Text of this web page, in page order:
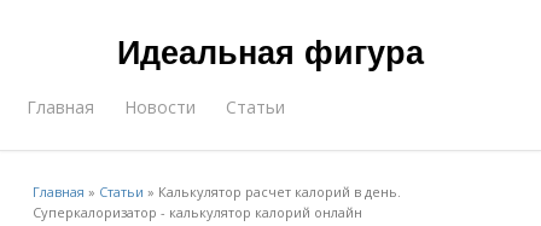
Идеальная фигура
Главная Новости Статьи
Главная » Статьи » Калькулятор расчет калорий в день.
Суперкалоризатор - калькулятор калорий онлайн